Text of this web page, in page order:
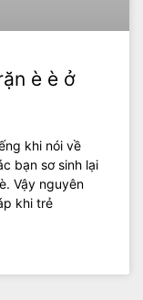
è è ở
khi nói về
bạn sơ sinh lại
Vậy nguyên
khi trẻ